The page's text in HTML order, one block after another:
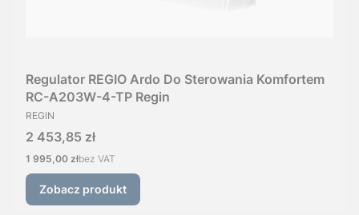
Regulator REGIO Ardo Do Sterowania Komfortem
RC-A203W-4-TP Regin
PRODUCENT
REGIN
Cena
2 453,85 zł
Cena
1 995,00 złbez VAT
Zobacz produkt